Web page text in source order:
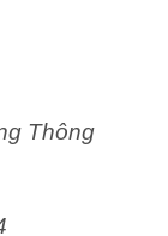
Thông